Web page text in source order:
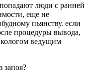
люди с ранней
еще не
пьянству. если
процедуры вывода,
ведущим
запоя?